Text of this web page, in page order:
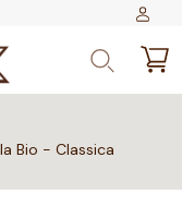
Bio - Classica